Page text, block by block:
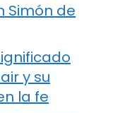
Simón de
y su
la fe